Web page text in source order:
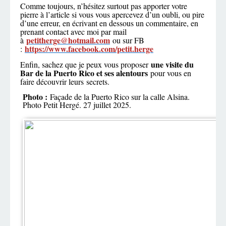
Comme toujours, n’hésitez surtout pas apporter votre
pierre à l’article si vous vous apercevez d’un oubli, ou pire
d’une erreur, en écrivant en dessous un commentaire, en
prenant contact avec moi par mail
à petitherge@hotmail.com ou sur FB
: https://www.facebook.com/petit.herge
Enfin, sachez que je peux vous proposer une visite du
Bar de la Puerto Rico et ses alentours pour vous en
faire découvrir leurs secrets.
Photo : Façade de la Puerto Rico sur la calle Alsina.
Photo Petit Hergé. 27 juillet 2025.